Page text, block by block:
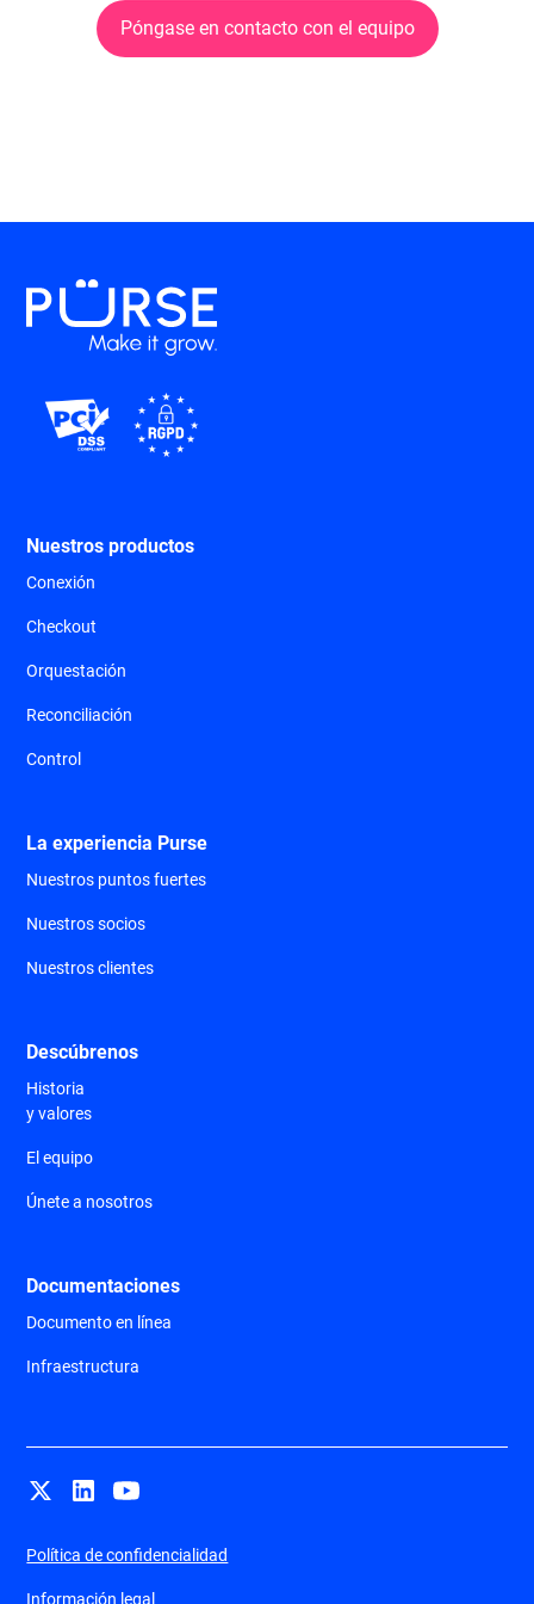
Póngase en contacto con el equipo
Nuestros productos
Conexión
Checkout
Orquestación
Reconciliación
Control
La experiencia Purse
Nuestros puntos fuertes
Nuestros socios
Nuestros clientes
Descúbrenos
Historia
y valores
El equipo
Únete a nosotros
Documentaciones
Documento en línea
Infraestructura
Política de confidencialidad
Información legal